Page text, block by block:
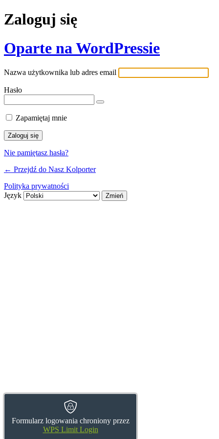
Zaloguj się
Oparte na WordPressie
Nazwa użytkownika lub adres email
Hasło
Formularz logowania chroniony przez
WPS Limit Login
Zapamiętaj mnie
Nie pamiętasz hasła?
← Przejdź do Nasz Kolporter
Polityka prywatności
Język